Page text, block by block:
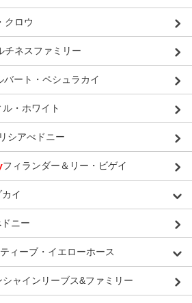
クロウ
チネスファミリー
バート・ペシュラカイ
・ホワイト
シアべドニー
フィランダー＆リー・ビゲイ
イ
ニー
ィーブ・イエローホース
シャインリーブス&ファミリー